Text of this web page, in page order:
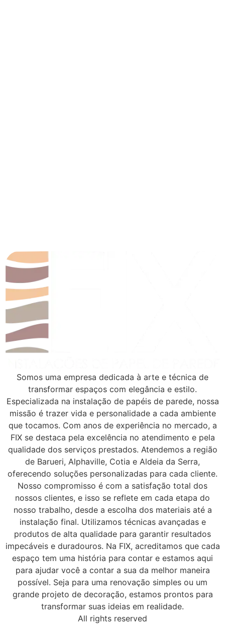
Somos uma empresa dedicada à arte e técnica de
transformar espaços com elegância e estilo.
Especializada na instalação de papéis de parede, nossa
missão é trazer vida e personalidade a cada ambiente
que tocamos. Com anos de experiência no mercado, a
FIX se destaca pela excelência no atendimento e pela
qualidade dos serviços prestados. Atendemos a região
de Barueri, Alphaville, Cotia e Aldeia da Serra,
oferecendo soluções personalizadas para cada cliente.
Nosso compromisso é com a satisfação total dos
nossos clientes, e isso se reflete em cada etapa do
nosso trabalho, desde a escolha dos materiais até a
instalação final. Utilizamos técnicas avançadas e
produtos de alta qualidade para garantir resultados
impecáveis e duradouros. Na FIX, acreditamos que cada
espaço tem uma história para contar e estamos aqui
para ajudar você a contar a sua da melhor maneira
possível. Seja para uma renovação simples ou um
grande projeto de decoração, estamos prontos para
transformar suas ideias em realidade.
All rights reserved